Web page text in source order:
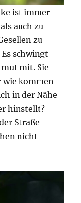
ist immer
auch zu
zu
schwingt
mit. Sie
wie kommen
in der Nähe
hinstellt?
Straße
nicht